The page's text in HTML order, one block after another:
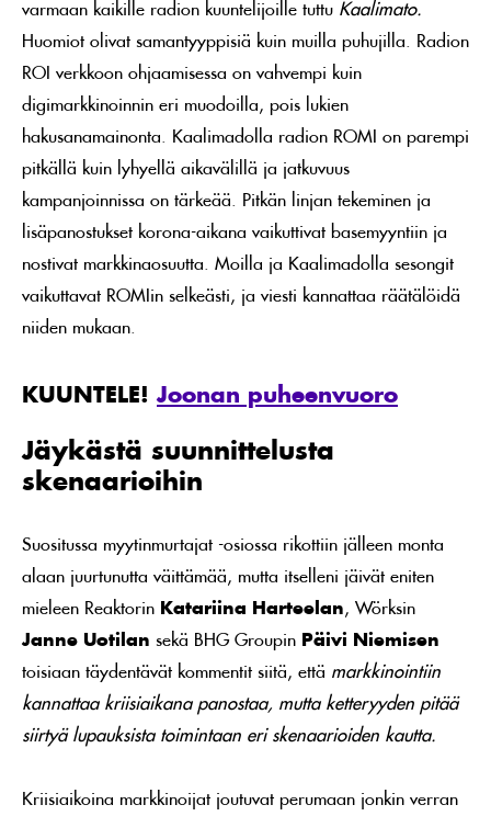
varmaan kaikille radion kuuntelijoille tuttu Kaalimato.
Huomiot olivat samantyyppisiä kuin muilla puhujilla. Radion
ROI verkkoon ohjaamisessa on vahvempi kuin
digimarkkinoinnin eri muodoilla, pois lukien
hakusanamainonta. Kaalimadolla radion ROMI on parempi
pitkällä kuin lyhyellä aikavälillä ja jatkuvuus
kampanjoinnissa on tärkeää. Pitkän linjan tekeminen ja
lisäpanostukset korona-aikana vaikuttivat basemyyntiin ja
nostivat markkinaosuutta. Moilla ja Kaalimadolla sesongit
vaikuttavat ROMIin selkeästi, ja viesti kannattaa räätälöidä
niiden mukaan.
KUUNTELE!Joonan puheenvuoro
Jäykästä suunnittelusta
skenaarioihin
Suositussa myytinmurtajat -osiossa rikottiin jälleen monta
alaan juurtunutta väittämää, mutta itselleni jäivät eniten
mieleen Reaktorin Katariina Harteelan, Wörksin
Janne Uotilan sekä BHG Groupin Päivi Niemisen
toisiaan täydentävät kommentit siitä, että markkinointiin
kannattaa kriisiaikana panostaa, mutta ketteryyden pitää
siirtyä lupauksista toimintaan eri skenaarioiden kautta.
Kriisiaikoina markkinoijat joutuvat perumaan jonkin verran